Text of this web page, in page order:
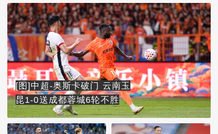
[图]中超-奥斯卡破门 云南玉
昆1-0送成都蓉城6轮不胜